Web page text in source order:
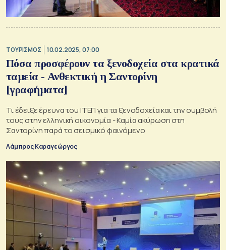
ΤΟΥΡΙΣΜΟΣ 10.02.2025, 07:00
Πόσα προσφέρουν τα ξενοδοχεία στα κρατικά
ταμεία - Ανθεκτική η Σαντορίνη
[γραφήματα]
Τι έδειξε έρευνα του ΙΤΕΠ για τα ξενοδοχεία και την συμβολή
τους στην ελληνική οικονομία - Καμία ακύρωση στη
Σαντορίνη παρά το σεισμικό φαινόμενο
Λάμπρος Καραγεώργος